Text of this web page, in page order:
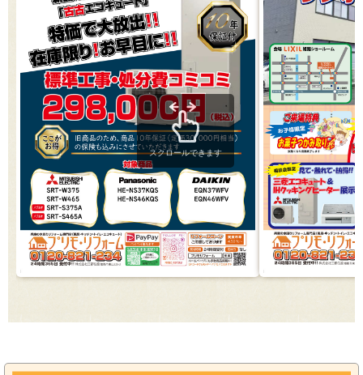
スクロールできます